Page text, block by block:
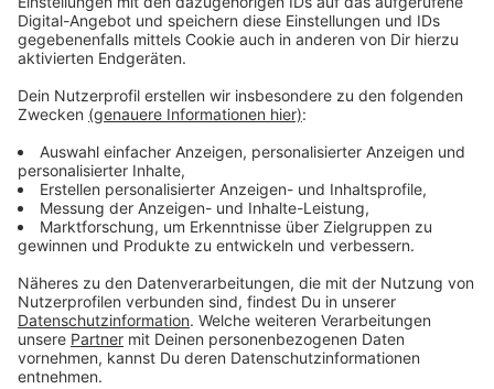
beliebtesten Daten an Freitagen und Samstagen sind
am ehesten sechs Monate im Voraus zu bekommen.
Zu den beliebtesten Locations zählen neben dem
Schloss Benrath das Schloss und das Rathaus in Eller.
Neue Services für Düsseldorfer Paare
Anzeige
Um den Prozess für die Paare zu vereinfachen, hat die
Stadt ihr digitales Angebot ausgebaut. Seit einem Jahr
ist es möglich, die